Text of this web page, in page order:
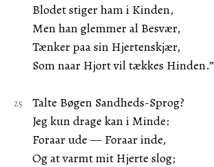
Blodet stiger ham i Kinden,
Men han glemmer al Besvær,
Tænker paa sin Hjertenskjær,
Som naar Hjort vil tækkes Hinden.”
Talte Bøgen Sandheds-Sprog?
Jeg kun drage kan i Minde:
Foraar ude — Foraar inde,
Og at varmt mit Hjerte slog;